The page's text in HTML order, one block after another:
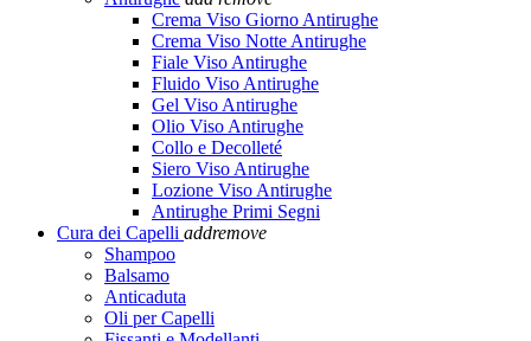
Crema Viso Giorno Antirughe
Crema Viso Notte Antirughe
Fiale Viso Antirughe
Fluido Viso Antirughe
Gel Viso Antirughe
Olio Viso Antirughe
Collo e Decolleté
Siero Viso Antirughe
Lozione Viso Antirughe
Antirughe Primi Segni
Cura dei Capelli addremove
Shampoo
Balsamo
Anticaduta
Oli per Capelli